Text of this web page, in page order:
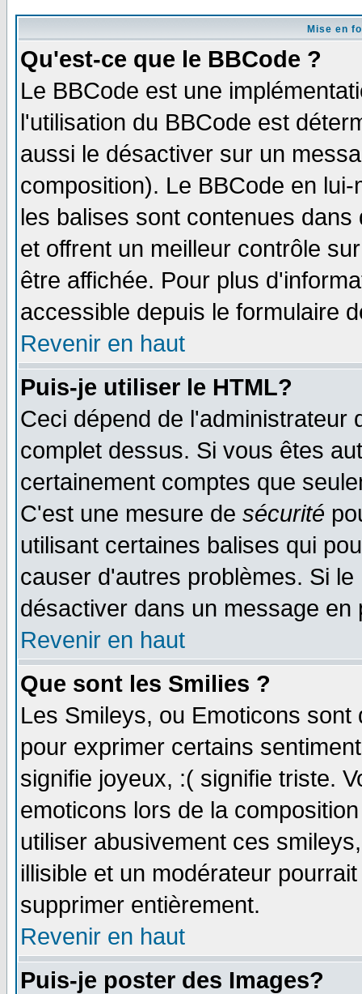
Mise en
Qu'est-ce que le BBCode ?
Le BBCode est une
l'utilisation du BBCode est
aussi le désactiver sur un
composition). Le BBCode en
les balises sont contenues
et offrent un meilleur contrôle
être affichée. Pour plus
accessible depuis le formulaire
Revenir en haut
Puis-je utiliser le HTML?
Ceci dépend de l'administrateur
complet dessus. Si vous êtes
certainement comptes que
C'est une mesure de sécurité
utilisant certaines balises qui
causer d'autres problèmes. Si
désactiver dans un message
Revenir en haut
Que sont les Smilies ?
Les Smileys, ou Emoticons
pour exprimer certains
signifie joyeux, :( signifie triste.
emoticons lors de la
utiliser abusivement ces
illisible et un modérateur
supprimer entièrement.
Revenir en haut
Puis-je poster des Images?